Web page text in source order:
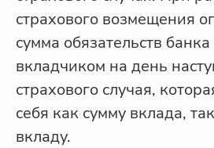
страхового возмещения
сумма обязательств
вкладчиком на день
страхового случая,
себя как сумму вклада,
вкладу.